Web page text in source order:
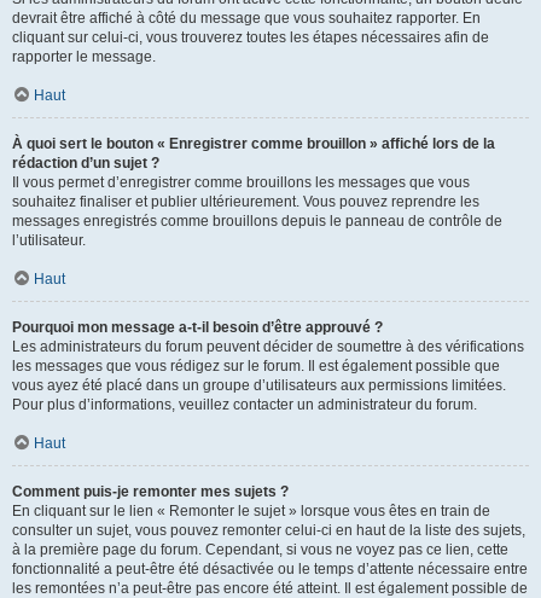
devrait être affiché à côté du message que vous souhaitez rapporter. En
cliquant sur celui-ci, vous trouverez toutes les étapes nécessaires afin de
rapporter le message.
Haut
À quoi sert le bouton « Enregistrer comme brouillon » affiché lors de la
rédaction d’un sujet ?
Il vous permet d’enregistrer comme brouillons les messages que vous
souhaitez finaliser et publier ultérieurement. Vous pouvez reprendre les
messages enregistrés comme brouillons depuis le panneau de contrôle de
l’utilisateur.
Haut
Pourquoi mon message a-t-il besoin d’être approuvé ?
Les administrateurs du forum peuvent décider de soumettre à des vérifications
les messages que vous rédigez sur le forum. Il est également possible que
vous ayez été placé dans un groupe d’utilisateurs aux permissions limitées.
Pour plus d’informations, veuillez contacter un administrateur du forum.
Haut
Comment puis-je remonter mes sujets ?
En cliquant sur le lien « Remonter le sujet » lorsque vous êtes en train de
consulter un sujet, vous pouvez remonter celui-ci en haut de la liste des sujets,
à la première page du forum. Cependant, si vous ne voyez pas ce lien, cette
fonctionnalité a peut-être été désactivée ou le temps d’attente nécessaire entre
les remontées n’a peut-être pas encore été atteint. Il est également possible de